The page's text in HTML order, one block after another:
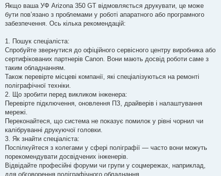
і
д
о
м
л
н
н
я
Якщо ваша УФ Arizona 350 GT відмовляється друкувати, це може
бути пов’язано з проблемами у роботі апаратного або програмного
забезпечення. Ось кілька рекомендацій:
1. Пошук спеціаліста:
Спробуйте звернутися до офіційного сервісного центру виробника або
сертифікованих партнерів Canon. Вони мають досвід роботи саме з
таким обладнанням.
Також перевірте місцеві компанії, які спеціалізуються на ремонті
поліграфічної техніки.
2. Що зробити перед викликом інженера:
Перевірте підключення, оновлення ПЗ, драйверів і налаштування
мережі.
Переконайтеся, що система не показує помилок у рівні чорнил чи
калібруванні друкуючої головки.
3. Як знайти спеціаліста:
Поспілкуйтеся з колегами у сфері поліграфії — часто вони можуть
порекомендувати досвідчених інженерів.
Відвідайте професійні форуми чи групи у соцмережах, наприклад,
для обговорення поліграфічного обладнання.